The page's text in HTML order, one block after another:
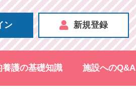
ン 新規登録
養護の基礎知識 施設へのQ&A